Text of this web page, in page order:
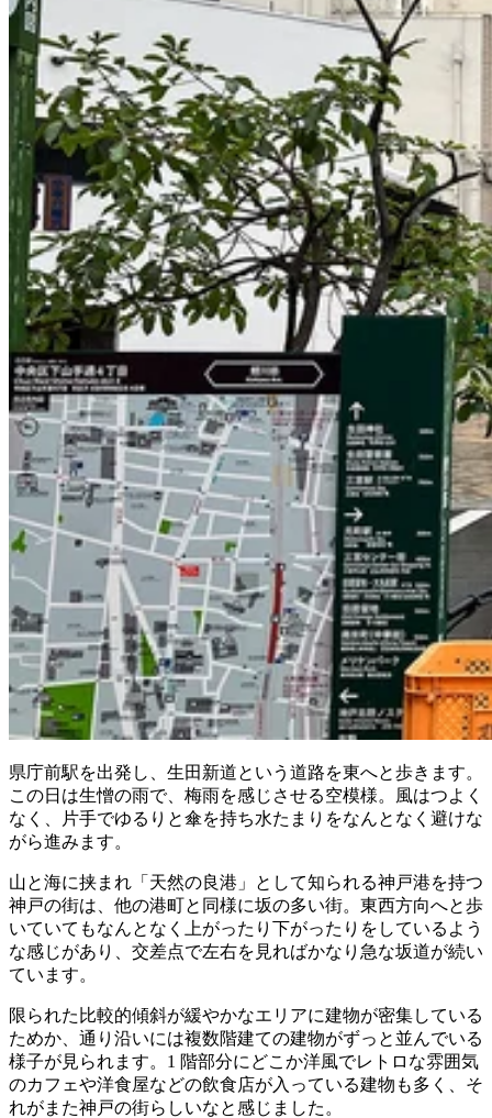
県庁前駅を出発し、生田新道という道路を東へと歩きます。
この日は生憎の雨で、梅雨を感じさせる空模様。風はつよく
なく、片手でゆるりと傘を持ち水たまりをなんとなく避けな
がら進みます。
山と海に挟まれ「天然の良港」として知られる神戸港を持つ
神戸の街は、他の港町と同様に坂の多い街。東西方向へと歩
いていてもなんとなく上がったり下がったりをしているよう
な感じがあり、交差点で左右を見ればかなり急な坂道が続い
ています。
限られた比較的傾斜が緩やかなエリアに建物が密集している
ためか、通り沿いには複数階建ての建物がずっと並んでいる
様子が見られます。1 階部分にどこか洋風でレトロな雰囲気
のカフェや洋食屋などの飲食店が入っている建物も多く、そ
れがまた神戸の街らしいなと感じました。